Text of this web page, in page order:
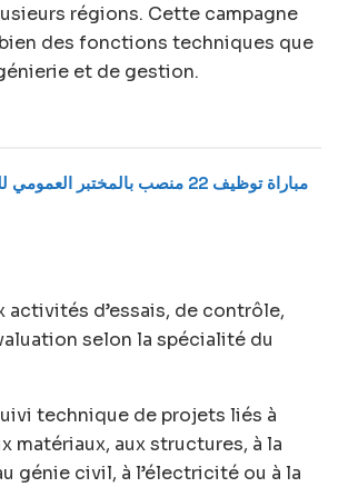
régions. Cette campagne
des fonctions techniques que
et de gestion.
مباراة توظيف 22 منصب بالمختبر العمومي للتجارب والدراسات
activités d’essais, de contrôle,
selon la spécialité du
technique de projets liés à
matériaux, aux structures, à la
génie civil, à l’électricité ou à la